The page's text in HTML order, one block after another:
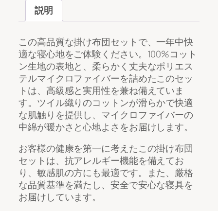
説明
この高品質な掛け布団セットで、一年中快
適な寝心地をご体験ください。100%コット
ン生地の表地と、柔らかく丈夫なポリエス
テルマイクロファイバーを詰めたこのセッ
トは、高級感と実用性を兼ね備えていま
す。ツイル織りのコットンが滑らかで快適
な肌触りを提供し、マイクロファイバーの
中綿が暖かさと心地よさをお届けします。
お客様の健康を第一に考えたこの掛け布団
セットは、抗アレルギー機能を備えてお
り、敏感肌の方にも最適です。また、厳格
な品質基準を満たし、安全で安心な寝具を
お届けしています。